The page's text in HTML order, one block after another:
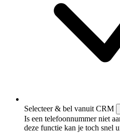
Selecteer & bel vanuit CRM
Is een telefoonnummer niet
deze functie kan je toch snel